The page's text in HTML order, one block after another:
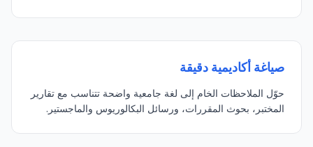
صياغة أكاديمية دقيقة
حوّل الملاحظات الخام إلى لغة جامعية واضحة تتناسب مع تقارير
المختبر، بحوث المقررات، ورسائل البكالوريوس والماجستير.